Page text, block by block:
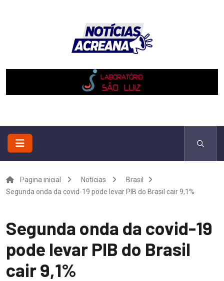
Pagina inicial Notícias
Brasil
Segunda onda da covid-19 pode levar PIB do Brasil cair 9,1%
Segunda onda da covid-19
pode levar PIB do Brasil
cair 9,1%